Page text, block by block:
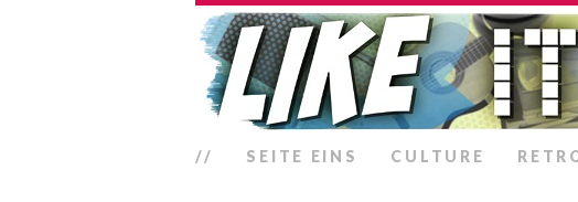
// SEITE EINS CULTURE